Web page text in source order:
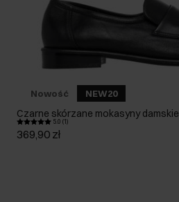
Nowość NEW20
Czarne skórzane mokasyny damskie
5.0 (1)
369,90 zł